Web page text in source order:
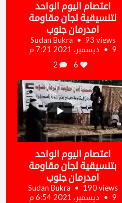
اعتصام اليوم الواحد
لتنسيقية لجان مقاومة
امدرمان جنوب
Sudan Bukra
93 views
9 ديسمبر، 2021 7:21 م
6
2
...
4
5
اعتصام اليوم الواحد
بتنسيقية لجان مقاومة
امدرمان جنوب
Sudan Bukra
190 views
9 ديسمبر، 2021 6:54 م